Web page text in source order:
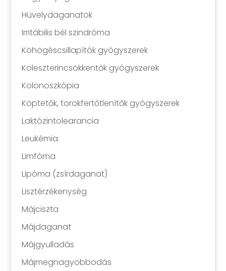
Hüvelydaganatok
Irritábilis bél szindróma
Köhögéscsillapítók gyógyszerek
Koleszterincsökkentők gyógyszerek
Kolonoszkópia
Köptetők, torokfertőtlenítők gyógyszerek
Laktózintolearancia
Leukémia
Limfóma
Lipóma (zsírdaganat)
Lisztérzékenység
Májciszta
Májdaganat
Májgyulladás
Májmegnagyobbodás